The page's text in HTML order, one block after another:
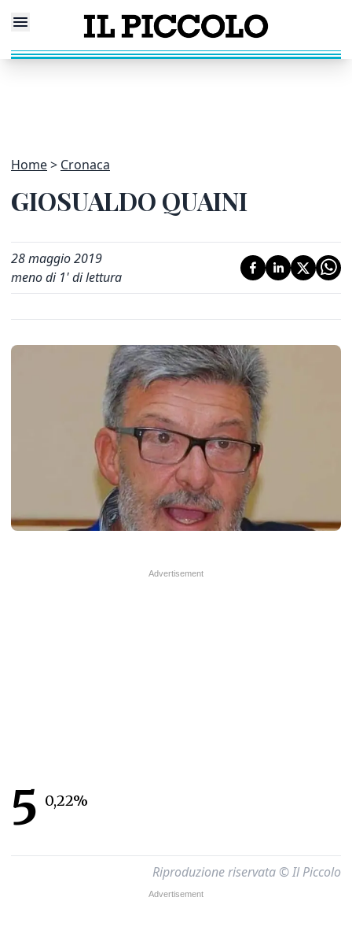
Home Cronaca
GIOSUALDO QUAINI
28 maggio 2019
meno di 1' di lettura
5 0,22%
Riproduzione riservata © Il Piccolo